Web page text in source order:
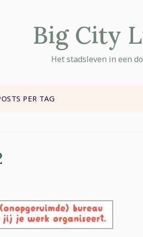
Big City
Het stadsleven in een
PER TAG